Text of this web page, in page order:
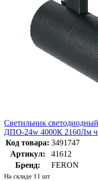
Светильник
ДПО-24w 4000К 2160Лм
Код товара: 3491747
Артикул:
41612
Бренд:
FERON
На складе 11 шт